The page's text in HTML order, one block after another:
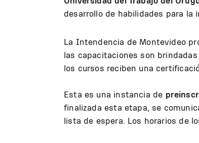
desarrollo de habilidades para la
La Intendencia de Montevideo
las capacitaciones son
los cursos reciben una
Esta es una instancia de
finalizada esta etapa, se
lista de espera. Los horarios de